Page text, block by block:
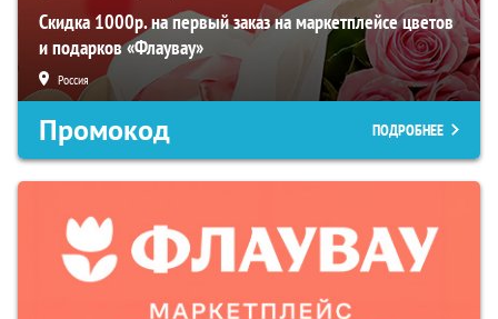
Скидка 1000р. на первый заказ на маркетплейсе цветов
и подарков «Флаувау»
Россия
Промокод ПОДРОБНЕЕ